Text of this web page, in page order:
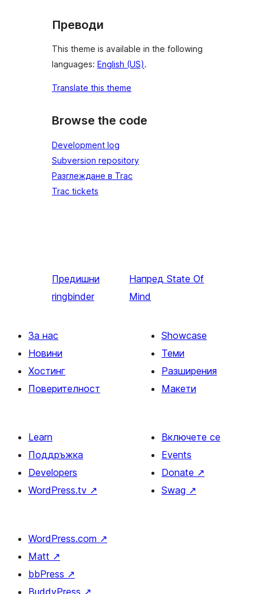
Преводи
This theme is available in the following
languages: English (US).
Translate this theme
Browse the code
Development log
Subversion repository
Разглеждане в Trac
Trac tickets
Предишни
ringbinder
Напред State Of
Mind
За нас
Новини
Хостинг
Поверителност
Showcase
Теми
Разширения
Макети
Learn
Поддръжка
Developers
WordPress.tv ↗
Включете се
Events
Donate ↗
Swag ↗
WordPress.com ↗
Matt ↗
bbPress ↗
BuddyPress ↗